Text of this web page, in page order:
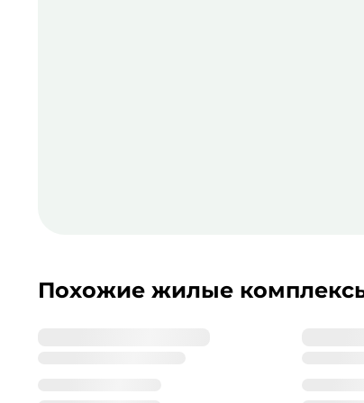
Похожие жилые